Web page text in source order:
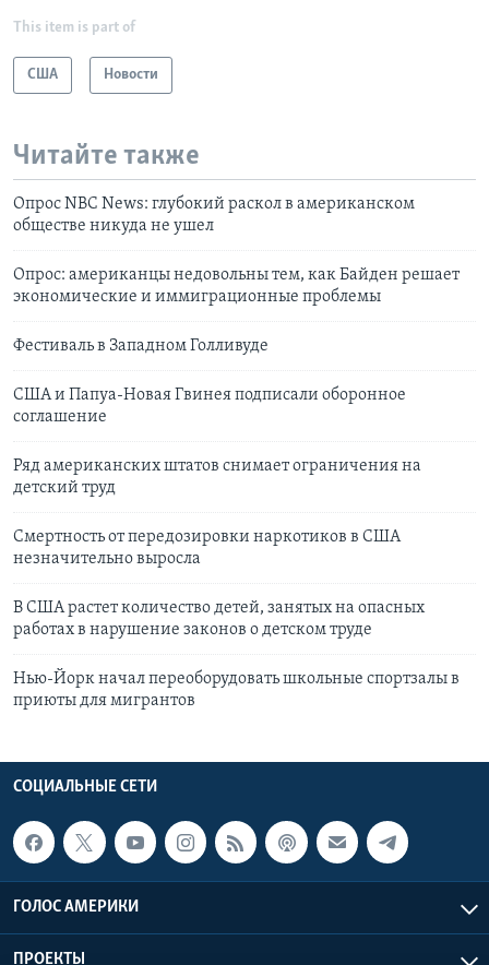
This item is part of
США Новости
Читайте также
Опрос NBC News: глубокий раскол в американском
обществе никуда не ушел
Опрос: американцы недовольны тем, как Байден решает
экономические и иммиграционные проблемы
Фестиваль в Западном Голливуде
США и Папуа-Новая Гвинея подписали оборонное
соглашение
Ряд американских штатов снимает ограничения на
детский труд
Смертность от передозировки наркотиков в США
незначительно выросла
В США растет количество детей, занятых на опасных
работах в нарушение законов о детском труде
Нью-Йорк начал переоборудовать школьные спортзалы в
приюты для мигрантов
СОЦИАЛЬНЫЕ СЕТИ
ГОЛОС АМЕРИКИ
ПРОЕКТЫ